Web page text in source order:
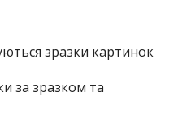
зразки картинок
за зразком та